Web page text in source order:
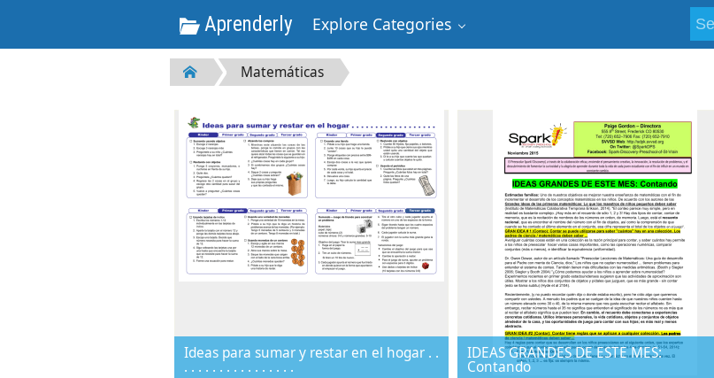
Aprenderly Explore Categories
Matemáticas
Ideas para sumar y restar en el hogar . .
. . . . . . . . . . . . . . . .
IDEAS GRANDES DE ESTE MES:
Contando